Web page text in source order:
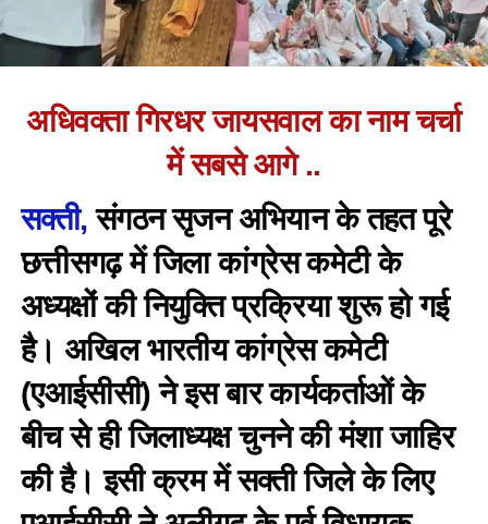
अधिवक्ता गिरधर जायसवाल का नाम चर्चा
में सबसे आगे ..
सक्ती, संगठन सृजन अभियान के तहत पूरे
छत्तीसगढ़ में जिला कांग्रेस कमेटी के
अध्यक्षों की नियुक्ति प्रक्रिया शुरू हो गई
है। अखिल भारतीय कांग्रेस कमेटी
(एआईसीसी) ने इस बार कार्यकर्ताओं के
बीच से ही जिलाध्यक्ष चुनने की मंशा जाहिर
की है। इसी क्रम में सक्ती जिले के लिए